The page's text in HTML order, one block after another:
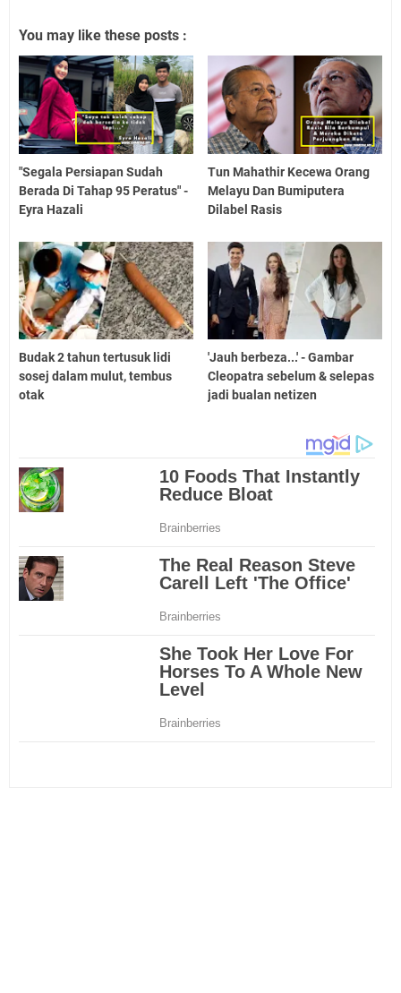
You may like these posts :
"Segala Persiapan Sudah
Berada Di Tahap 95 Peratus" -
Eyra Hazali
Tun Mahathir Kecewa Orang
Melayu Dan Bumiputera
Dilabel Rasis
Budak 2 tahun tertusuk lidi
sosej dalam mulut, tembus
otak
'Jauh berbeza...' - Gambar
Cleopatra sebelum & selepas
jadi bualan netizen